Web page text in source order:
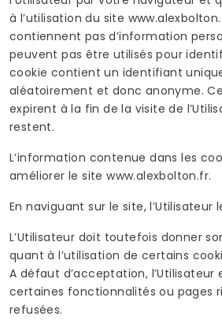
à l’utilisation du site
contiennent pas d’information
peuvent pas être utilisés pour
cookie contient un identifiant
aléatoirement et donc anonyme.
expirent à la fin de la visite de
restent.
L’information contenue dans les
améliorer le site www.alexbolton.fr.
En naviguant sur le site, l’Utilisateur
L’Utilisateur doit toutefois donner
quant à l’utilisation de certains
A défaut d’acceptation,
certaines fonctionnalités ou pages
refusées.